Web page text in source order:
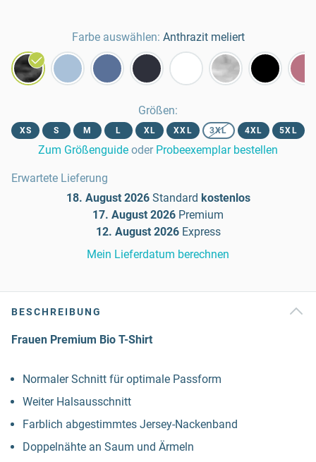
Farbe auswählen: Anthrazit meliert
Größen:
XS S M L XL XXL 3XL 4XL 5XL
Zum Größenguide oder Probeexemplar bestellen
Erwartete Lieferung
18. August 2026 Standard kostenlos
17. August 2026 Premium
12. August 2026 Express
Mein Lieferdatum berechnen
BESCHREIBUNG
Frauen Premium Bio T-Shirt
Normaler Schnitt für optimale Passform
Weiter Halsausschnitt
Farblich abgestimmtes Jersey-Nackenband
Doppelnähte an Saum und Ärmeln